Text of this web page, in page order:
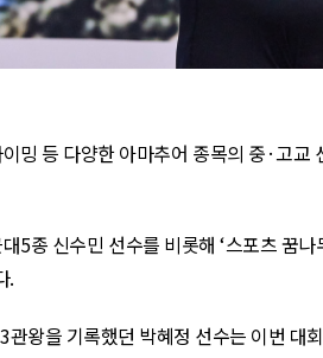
밍 등 다양한 아마추어 종목의 중·고교
5종 신수민 선수를 비롯해 ‘스포츠 꿈
.
관왕을 기록했던 박혜정 선수는 이번 대